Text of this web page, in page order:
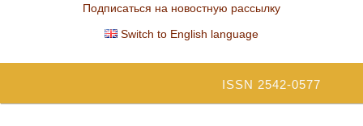
Подписаться на новостную рассылку
Switch to English language
ISSN 2542-0577